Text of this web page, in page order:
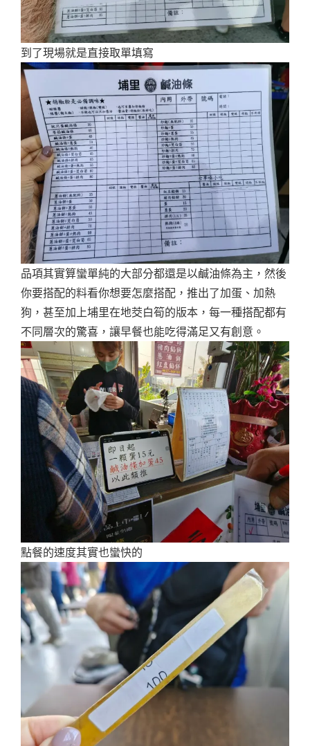
到了現場就是直接取單填寫
品項其實算蠻單純的大部分都還是以鹹油條為主，然後
你要搭配的料看你想要怎麼搭配，推出了加蛋、加熱
狗，甚至加上埔里在地茭白筍的版本，每一種搭配都有
不同層次的驚喜，讓早餐也能吃得滿足又有創意。
點餐的速度其實也蠻快的